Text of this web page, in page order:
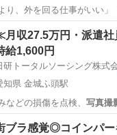
り、外を回る仕事がいい」
すめ。 お任せするのは、街中の駐車
グを回って、 🔸料金看板
その他 スタッフ
収27.5万円・派遣
給1,600円
研トータルソーシング株式
知県 金城ふ頭駅
などの損傷を点検、 写真撮
ブ…金城ふ頭駅 その他
ブラ感覚◎コインパー